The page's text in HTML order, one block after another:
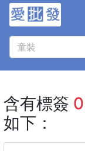
含有標簽
如下：